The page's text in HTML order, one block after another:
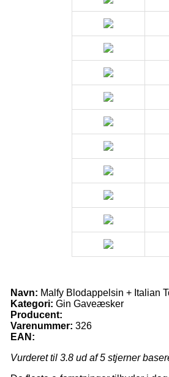
Navn: Malfy Blodappelsin + Italian
Kategori: Gin Gaveæsker
Producent:
Varenummer: 326
EAN:
Vurderet til 3.8 ud af 5 stjerner